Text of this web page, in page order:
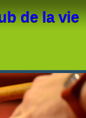
de la vie